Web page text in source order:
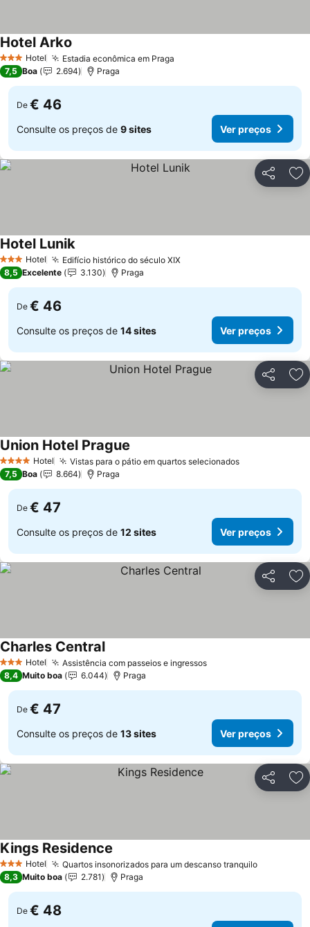
3 EstrelasHotel Estadia econômica em Praga
Hotel Arko
7,5 Boa 2.694 Praga
De € 46
Consulte os preços de 9 sites Ver preços
Partilhar
3 EstrelasHotel Edifício histórico do século XIX
Hotel Lunik
8,5 Excelente 3.130 Praga
De € 46
Consulte os preços de 14 sites Ver preços
Partilhar
4 EstrelasHotel Vistas para o pátio em quartos selecionados
Union Hotel Prague
7,5 Boa 8.664 Praga
De € 47
Consulte os preços de 12 sites Ver preços
Partilhar
3 EstrelasHotel Assistência com passeios e ingressos
Charles Central
8,4 Muito boa 6.044 Praga
De € 47
Consulte os preços de 13 sites Ver preços
Partilhar
3 EstrelasHotel Quartos insonorizados para um descanso tranquilo
Kings Residence
8,3 Muito boa 2.781 Praga
De € 48